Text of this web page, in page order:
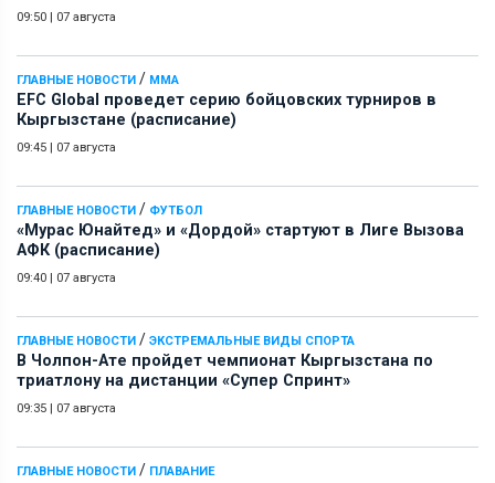
09:50 | 07 августа
ГЛАВНЫЕ НОВОСТИ / ММА
EFC Global проведет серию бойцовских турниров в
Кыргызстане (расписание)
09:45 | 07 августа
ГЛАВНЫЕ НОВОСТИ / ФУТБОЛ
«Мурас Юнайтед» и «Дордой» стартуют в Лиге Вызова
АФК (расписание)
09:40 | 07 августа
ГЛАВНЫЕ НОВОСТИ / ЭКСТРЕМАЛЬНЫЕ ВИДЫ СПОРТА
В Чолпон-Ате пройдет чемпионат Кыргызстана по
триатлону на дистанции «Супер Спринт»
09:35 | 07 августа
ГЛАВНЫЕ НОВОСТИ / ПЛАВАНИЕ